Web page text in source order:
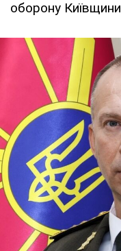
оборону Київщини